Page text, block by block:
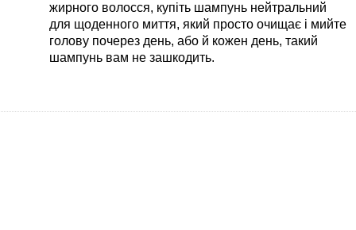
жирного волосся, купіть шампунь нейтральний
для щоденного миття, який просто очищає і мийте
голову почерез день, або й кожен день, такий
шампунь вам не зашкодить.